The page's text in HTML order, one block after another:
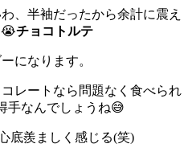
、半袖だったから余計に震え
😭チョコトルテ
になります。
レートなら問題なく食べられ
手なんでしょうね😅
底羨ましく感じる(笑)